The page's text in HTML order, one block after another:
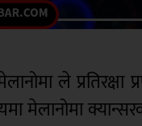
ले प्रतिरक्षा
मेलानोमा